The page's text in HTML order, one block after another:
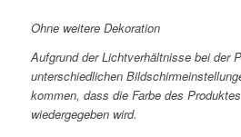
Ohne weitere Dekoration
Aufgrund der Lichtverhältnisse bei der
unterschiedlichen
kommen, dass die Farbe des
wiedergegeben wird.